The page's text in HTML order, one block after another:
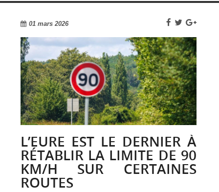
01 mars 2026
L’EURE EST LE DERNIER À
RÉTABLIR LA LIMITE DE 90
KM/H SUR CERTAINES
ROUTES